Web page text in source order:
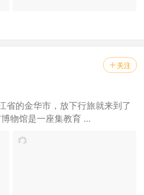
 关注
省的金华市，放下行旅就来到了
物馆是一座集教育 ...